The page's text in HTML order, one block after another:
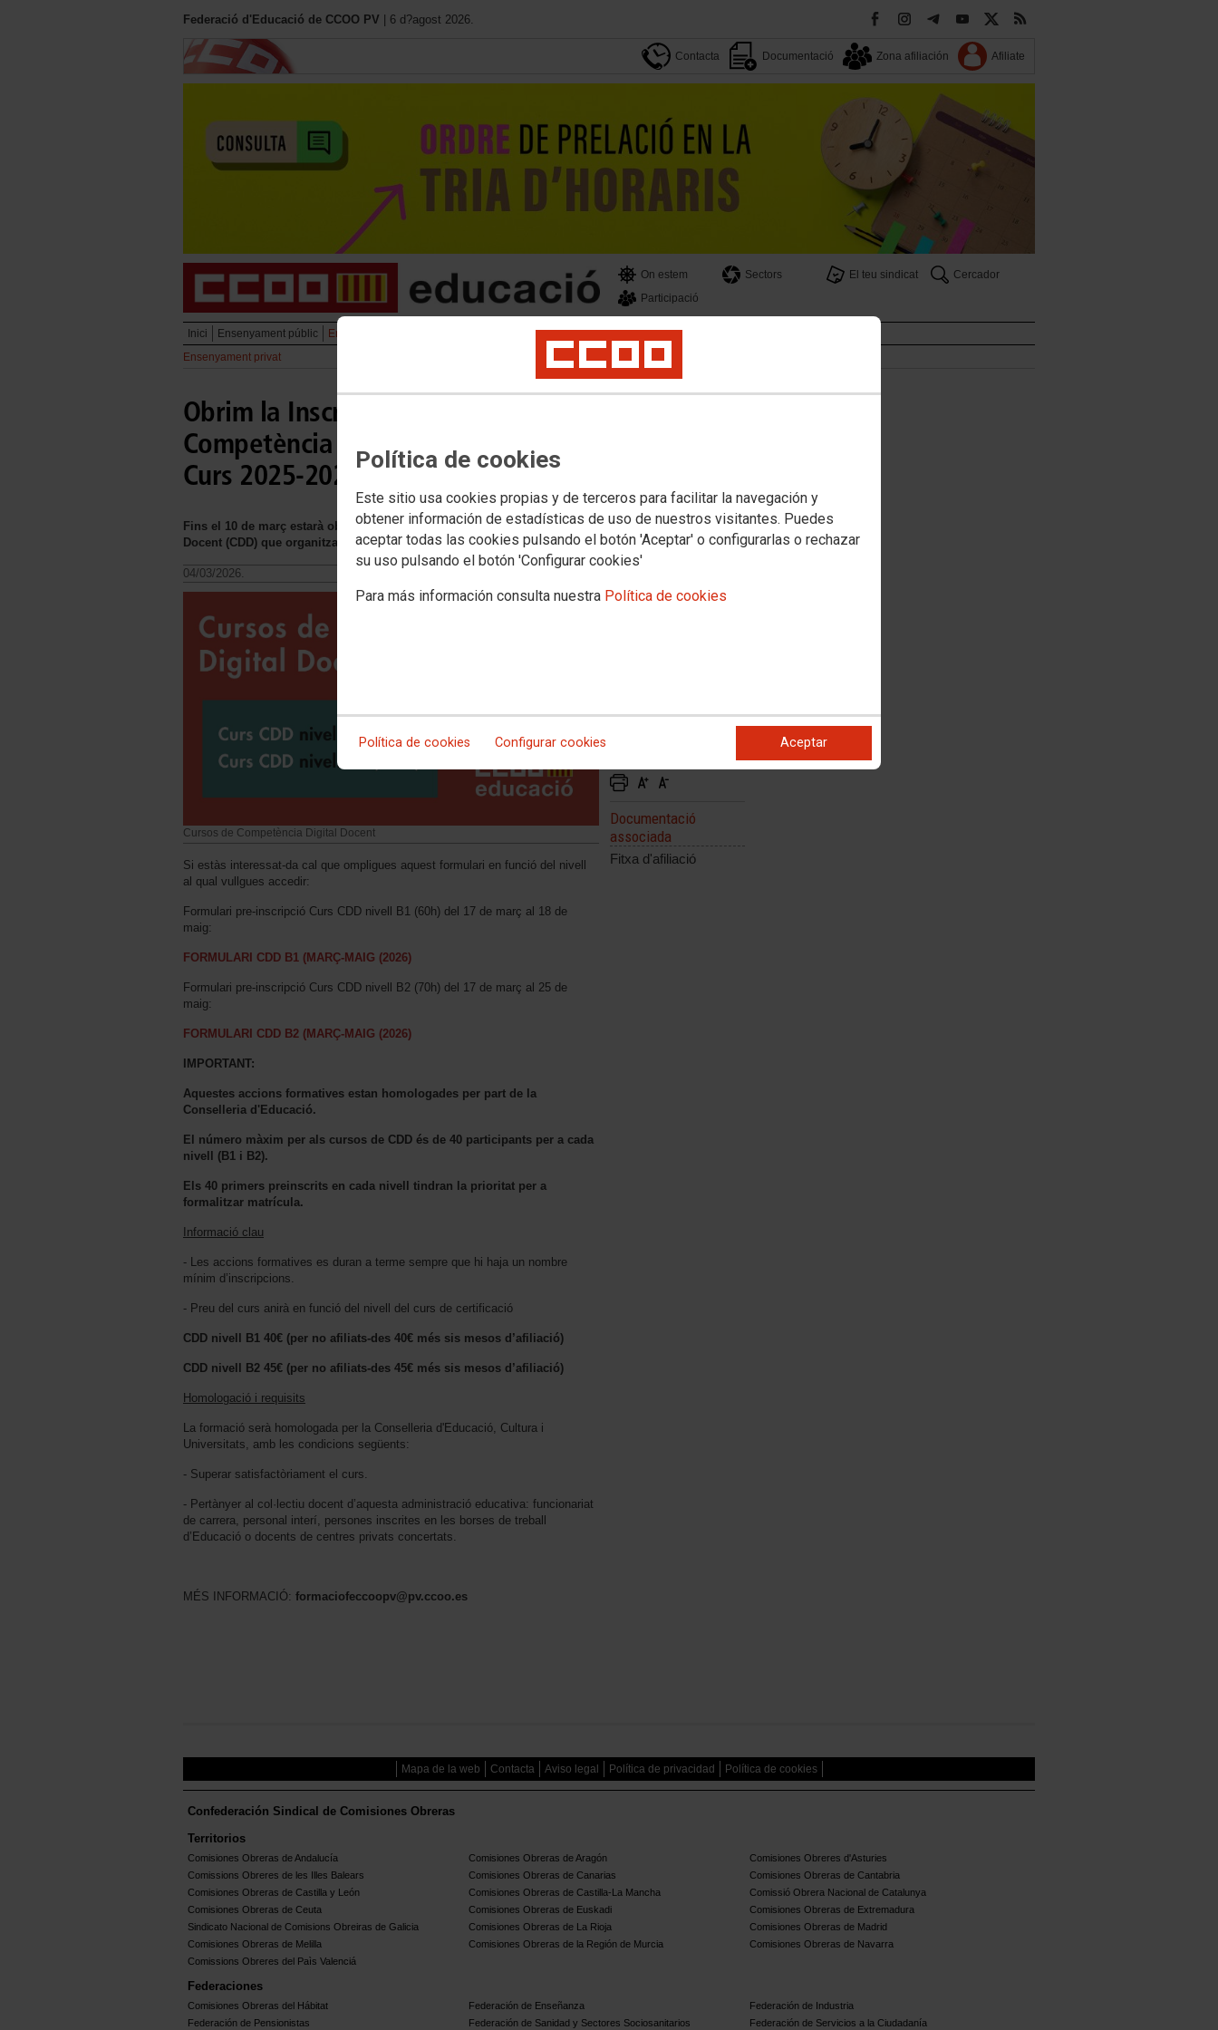
Política de cookies
Este sitio usa cookies propias y de terceros para facilitar la navegación y
obtener información de estadísticas de uso de nuestros visitantes. Puedes
aceptar todas las cookies pulsando el botón 'Aceptar' o configurarlas o rechazar
su uso pulsando el botón 'Configurar cookies'
Para más información consulta nuestra Política de cookies
Política de cookies Configurar cookies Aceptar
Federació d'Educació de CCOO PV | 6 d?agost 2026.
Contacta Documentació Zona afiliación Afiliate
On estem Sectors El teu sindicat
Cercador
Participació
Inici Ensenyament públic Ensenyament privat Formació SOM educació Dona
Ensenyament privat
Obrim la Inscripció per als Cursos de
Competència Digital Docent del Segon Semestre
Curs 2025-2026
Fins el 10 de març estarà obert el període de preinscripció als cursos de Competència Digital
Docent (CDD) que organitza ccoo educació
04/03/2026.
Cursos de Competència Digital Docent
Si estàs interessat-da cal que ompligues aquest formulari en funció del nivell
al qual vullgues accedir:
Formulari pre-inscripció Curs CDD nivell B1 (60h) del 17 de març al 18 de
maig:
FORMULARI CDD B1 (MARÇ-MAIG (2026)
Formulari pre-inscripció Curs CDD nivell B2 (70h) del 17 de març al 25 de
maig:
FORMULARI CDD B2 (MARÇ-MAIG (2026)
IMPORTANT:
Aquestes accions formatives estan homologades per part de la
Conselleria d'Educació.
El número màxim per als cursos de CDD és de 40 participants per a cada
nivell (B1 i B2).
Els 40 primers preinscrits en cada nivell tindran la prioritat per a
formalitzar matrícula.
Informació clau
- Les accions formatives es duran a terme sempre que hi haja un nombre
mínim d’inscripcions.
- Preu del curs anirà en funció del nivell del curs de certificació
CDD nivell B1 40€ (per no afiliats-des 40€ més sis mesos d’afiliació)
CDD nivell B2 45€ (per no afiliats-des 45€ més sis mesos d’afiliació)
Homologació i requisits
La formació serà homologada per la Conselleria d'Educació, Cultura i
Universitats, amb les condicions següents:
- Superar satisfactòriament el curs.
- Pertànyer al col·lectiu docent d’aquesta administració educativa: funcionariat
de carrera, personal interí, persones inscrites en les borses de treball
d’Educació o docents de centres privats concertats.
MÉS INFORMACIÓ: formaciofeccoopv@pv.ccoo.es
Documentació
associada
Fitxa d'afiliació
Mapa de la web Contacta Aviso legal Política de privacidad Política de cookies
Confederación Sindical de Comisiones Obreras
Territorios
Comisiones Obreras de Andalucía Comisiones Obreras de Aragón
Comisiones Obreres d'Asturies
Comissions Obreres de les Illes Balears
Comisiones Obreras de Canarias
Comisiones Obreras de Cantabria
Comisiones Obreras de Castilla y León
Comisiones Obreras de Castilla-La Mancha
Comissió Obrera Nacional de Catalunya
Comisiones Obreras de Ceuta
Comisiones Obreras de Euskadi
Comisiones Obreras de Extremadura
Sindicato Nacional de Comisions Obreiras de Galicia
Comisiones Obreras de La Rioja
Comisiones Obreras de Madrid
Comisiones Obreras de Melilla
Comisiones Obreras de la Región de Murcia
Comisiones Obreras de Navarra
Comissions Obreres del Paìs Valenciá
Federaciones
Comisiones Obreras del Hábitat Federación de Enseñanza
Federación de Industria
Federación de Pensionistas
Federación de Sanidad y Sectores Sociosanitarios Federación de Servicios a la Ciudadanía